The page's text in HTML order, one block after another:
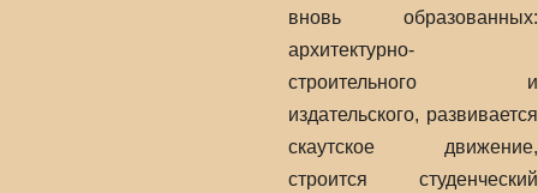
вновь образованных:
архитектурно-
строительного и
издательского, развивается
скаутское движение,
строится студенческий